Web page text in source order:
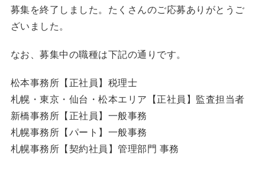
募集を終了しました。たくさんのご応募ありがとうご
ざいました。
なお、募集中の職種は下記の通りです。
松本事務所【正社員】税理士
札幌・東京・仙台・松本エリア【正社員】監査担当者
新橋事務所【正社員】一般事務
札幌事務所【パート】一般事務
札幌事務所【契約社員】管理部門 事務